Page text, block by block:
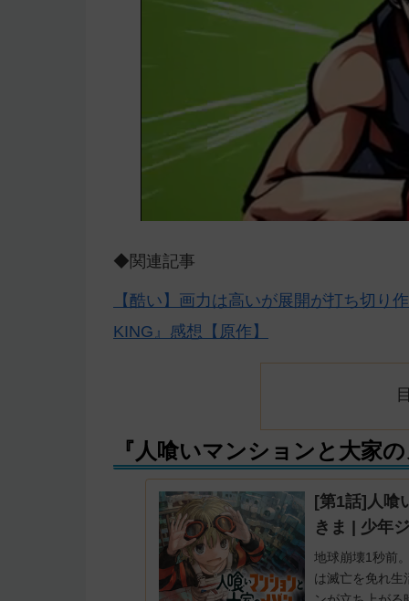
◆関連記事
【酷い】画力は高いが展開が打ち切り
KING』感想【原作】
『人喰いマンションと大家
[第1話]人喰
きま | 少年
地球崩壊1秒前
は滅亡を免れ生